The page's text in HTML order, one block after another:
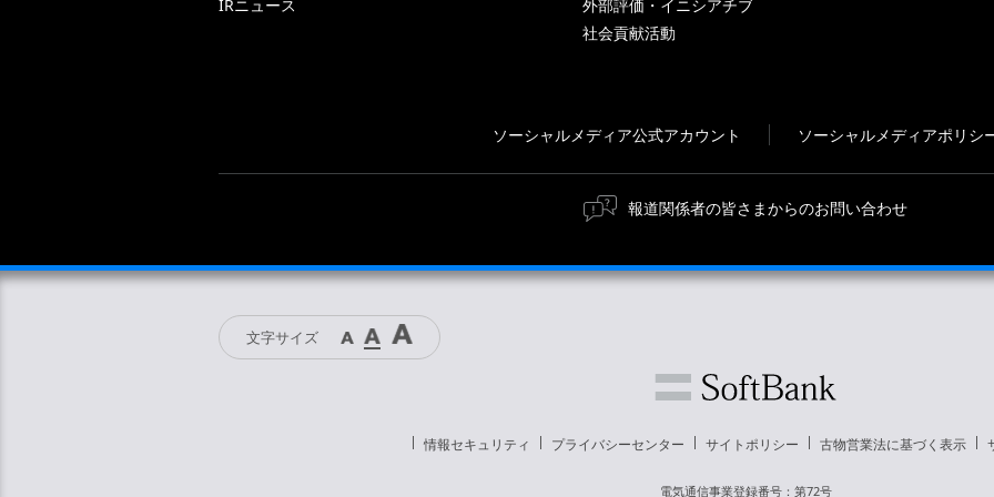
IRニュース
外部評価・イニシアチブ
社会貢献活動
ソーシャルメディア公式アカウント ソーシャルメディアポリシ
報道関係者の皆さまからのお問い合わせ
文字サイズ
情報セキュリティ プライバシーセンター サイトポリシー 古物営業法に基づく表示
電気通信事業登録番号：第72号